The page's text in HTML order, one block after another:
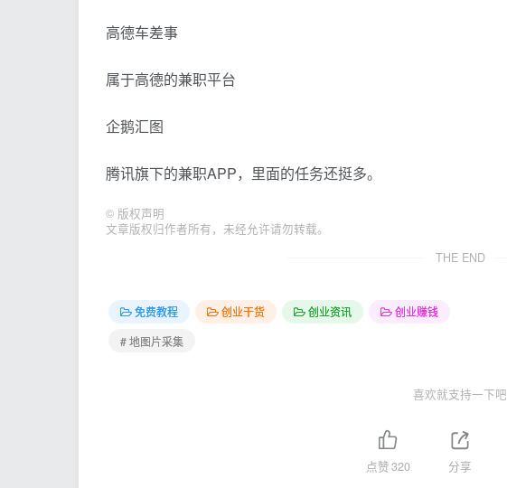
高德车差事
属于高德的兼职平台
企鹅汇图
腾讯旗下的兼职APP，里面的任务还挺多。
© 版权声明
文章版权归作者所有，未经允许请勿转载。
THE END
免费教程 创业干货 创业资讯
创业赚钱
# 地图片采集
喜欢就支持一下吧
点赞320 分享